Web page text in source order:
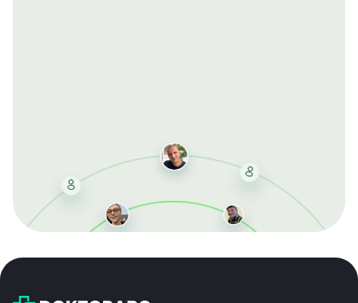
bei jeder Bestellung, erhalten schnelle Lieferung und